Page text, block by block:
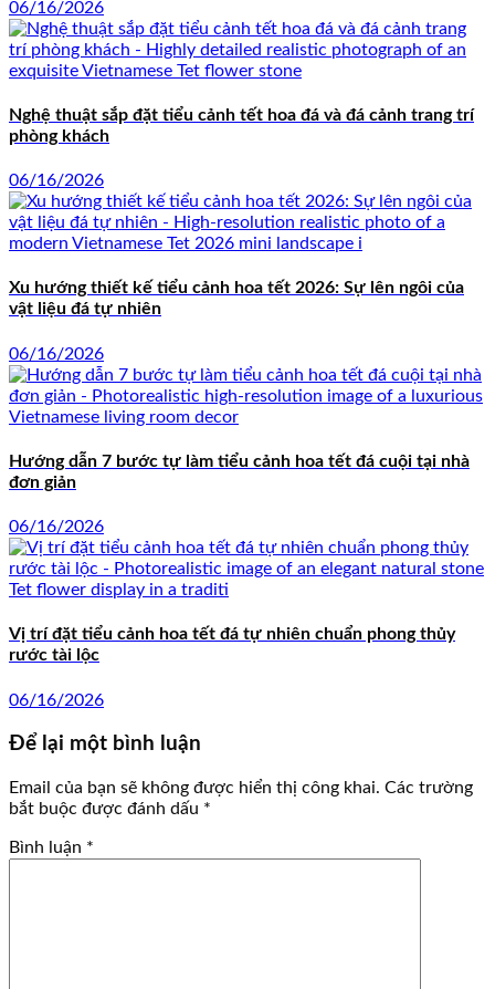
06/16/2026
Nghệ thuật sắp đặt tiểu cảnh tết hoa đá và đá cảnh trang trí
phòng khách
06/16/2026
Xu hướng thiết kế tiểu cảnh hoa tết 2026: Sự lên ngôi của
vật liệu đá tự nhiên
06/16/2026
Hướng dẫn 7 bước tự làm tiểu cảnh hoa tết đá cuội tại nhà
đơn giản
06/16/2026
Vị trí đặt tiểu cảnh hoa tết đá tự nhiên chuẩn phong thủy
rước tài lộc
06/16/2026
Để lại một bình luận
Email của bạn sẽ không được hiển thị công khai. Các trường
bắt buộc được đánh dấu *
Bình luận *